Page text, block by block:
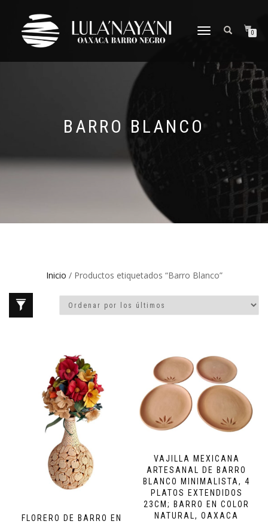
CAMBIAR
0
BARRO BLANCO
Inicio / Productos etiquetados “Barro Blanco”
FLORERO DE BARRO EN
VAJILLA MEXICANA
ARTESANAL DE BARRO
BLANCO MINIMALISTA, 4
PLATOS EXTENDIDOS
23CM; BARRO EN COLOR
NATURAL, OAXACA